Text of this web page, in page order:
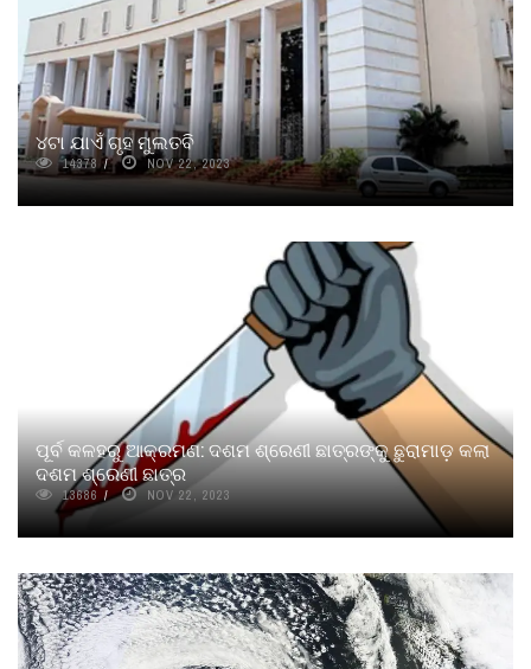
୪ଟା ଯାଏଁ ଗୃହ ମୁଲତବି
14378 NOV 22, 2023
ପୂର୍ବ କଳହରୁ ଆକ୍ରମଣ: ଦଶମ ଶ୍ରେଣୀ ଛାତ୍ରଙ୍କୁ ଛୁରାମାଡ଼ କଲା
ଦଶମ ଶ୍ରେଣୀ ଛାତ୍ର
13686 NOV 22, 2023